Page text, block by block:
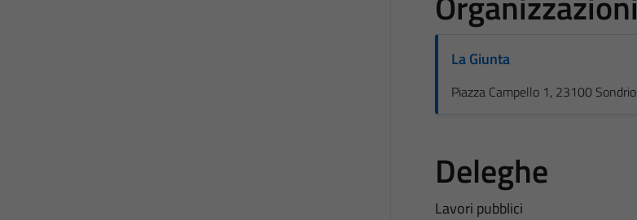
La Giunta
Piazza Campello 1, 23100 Sondrio
Deleghe
Lavori pubblici